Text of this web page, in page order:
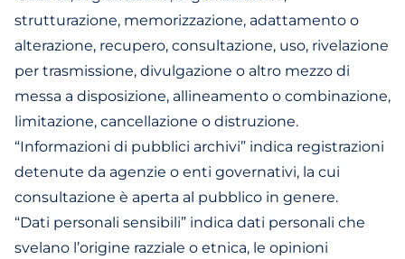
strutturazione, memorizzazione, adattamento o
alterazione, recupero, consultazione, uso, rivelazione
per trasmissione, divulgazione o altro mezzo di
messa a disposizione, allineamento o combinazione,
limitazione, cancellazione o distruzione.
“Informazioni di pubblici archivi” indica registrazioni
detenute da agenzie o enti governativi, la cui
consultazione è aperta al pubblico in genere.
“Dati personali sensibili” indica dati personali che
svelano l’origine razziale o etnica, le opinioni